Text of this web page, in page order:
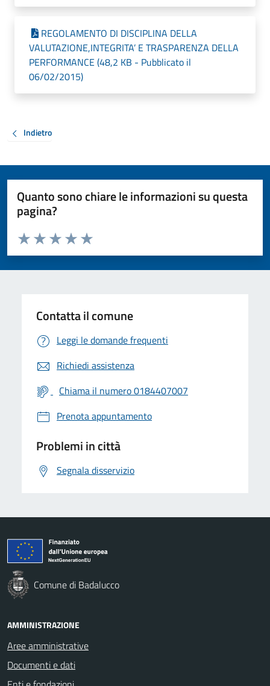
REGOLAMENTO DI DISCIPLINA DELLA
VALUTAZIONE,INTEGRITA’ E TRASPARENZA DELLA
PERFORMANCE (48,2 KB - Pubblicato il
06/02/2015)
Indietro
Quanto sono chiare le informazioni su questa
pagina?
Valuta da 1 a 5 stelle la pagina
Valuta 5 stelle su 5
Valuta 4 stelle su 5
Valuta 3 stelle su 5
Valuta 2 stelle su 5
Valuta 1 stelle su 5
Contatta il comune
Leggi le domande frequenti
Richiedi assistenza
Chiama il numero 0184407007
Prenota appuntamento
Problemi in città
Segnala disservizio
Comune di Badalucco
AMMINISTRAZIONE
Aree amministrative
Documenti e dati